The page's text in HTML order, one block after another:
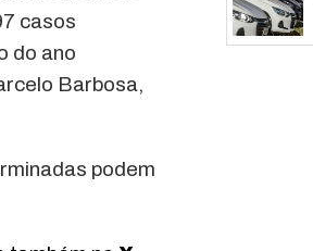
casos
do ano
Barbosa,
podem